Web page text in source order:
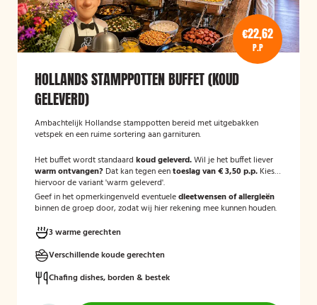
€22,62
P.P
HOLLANDS STAMPPOTTEN BUFFET (KOUD
GELEVERD)
Ambachtelijk Hollandse stamppotten bereid met uitgebakken
vetspek en een ruime sortering aan garnituren.
Het buffet wordt standaard koud geleverd.Wil je het buffet liever
warm ontvangen? Dat kan tegen eentoeslag van € 3,50 p.p. Kies
hiervoor de variant 'warm geleverd'.
Geef in het opmerkingenveld eventueledieetwensen of allergieën
binnen de groep door, zodat wij hier rekening mee kunnen houden.
3 warme gerechten
Verschillende koude gerechten
Chafing dishes, borden & bestek